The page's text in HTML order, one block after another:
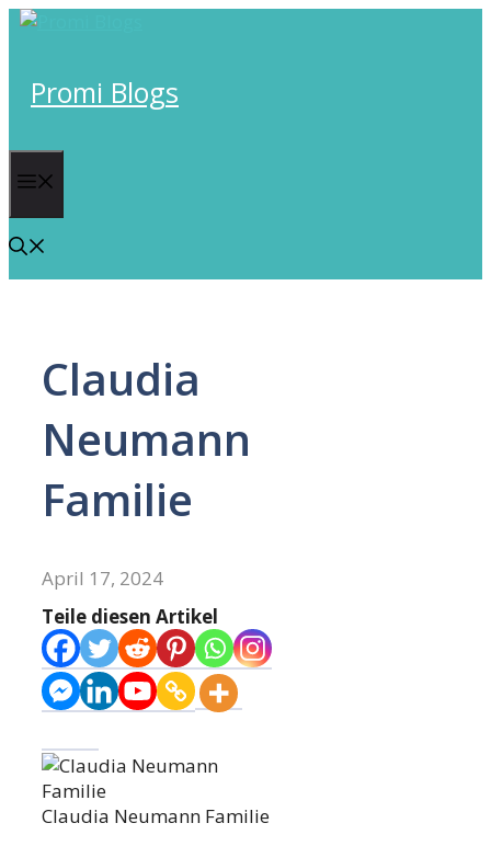
Skip
Promi Blogs
Claudia
Neumann
Familie
April 17, 2024
Teile diesen Artikel
Claudia Neumann Familie